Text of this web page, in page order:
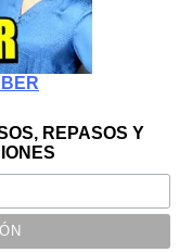
REPASOS Y